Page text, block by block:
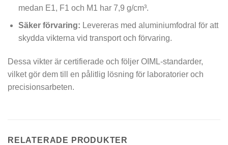
medan E1, F1 och M1 har 7,9 g/cm³.
Säker förvaring: Levereras med aluminiumfodral för att
skydda vikterna vid transport och förvaring.
Dessa vikter är certifierade och följer OIML-standarder,
vilket gör dem till en pålitlig lösning för laboratorier och
precisionsarbeten.
RELATERADE PRODUKTER